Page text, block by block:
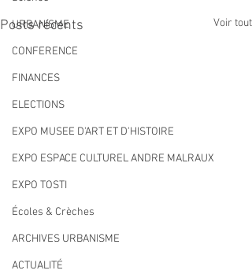
URBANISME
CONFERENCE
FINANCES
ELECTIONS
EXPO MUSEE D'ART ET D'HISTOIRE
EXPO ESPACE CULTUREL ANDRE MALRAUX
EXPO TOSTI
Écoles & Crèches
ARCHIVES URBANISME
ACTUALITÉ
Posts récents Voir tout